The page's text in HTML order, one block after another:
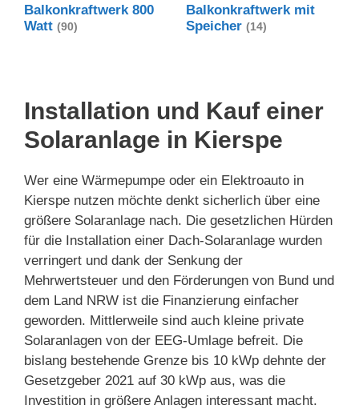
Balkonkraftwerk 800
Watt (90)
Balkonkraftwerk mit
Speicher (14)
Installation und Kauf einer
Solaranlage in Kierspe
Wer eine Wärmepumpe oder ein Elektroauto in
Kierspe nutzen möchte denkt sicherlich über eine
größere Solaranlage nach. Die gesetzlichen Hürden
für die Installation einer Dach-Solaranlage wurden
verringert und dank der Senkung der
Mehrwertsteuer und den Förderungen von Bund und
dem Land NRW ist die Finanzierung einfacher
geworden. Mittlerweile sind auch kleine private
Solaranlagen von der EEG-Umlage befreit. Die
bislang bestehende Grenze bis 10 kWp dehnte der
Gesetzgeber 2021 auf 30 kWp aus, was die
Investition in größere Anlagen interessant macht.